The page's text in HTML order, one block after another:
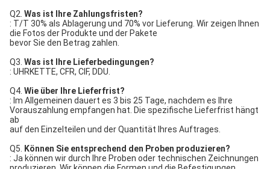
Q2. Was ist Ihre Zahlungsfristen?
: T/T 30% als Ablagerung und 70% vor Lieferung. Wir zeigen Ihnen
die Fotos der Produkte und der Pakete
bevor Sie den Betrag zahlen.
Q3. Was ist Ihre Lieferbedingungen?
: UHRKETTE, CFR, CIF, DDU.
Q4. Wie über Ihre Lieferfrist?
: Im Allgemeinen dauert es 3 bis 25 Tage, nachdem es Ihre
Vorauszahlung empfangen hat. Die spezifische Lieferfrist hängt
ab
auf den Einzelteilen und der Quantität Ihres Auftrages.
Q5.
Können Sie entsprechend den Proben produzieren?
: Ja können wir durch Ihre Proben oder technischen Zeichnungen